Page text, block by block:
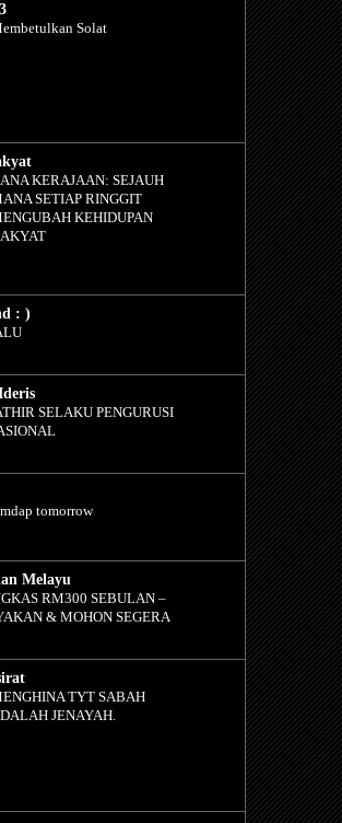
Solat
KERAJAAN: SEJAUH
SETIAP RINGGIT
KEHIDUPAN
: )
SELAKU PENGURUSI
tomorrow
Melayu
RM300 SEBULAN –
& MOHON SEGERA
TYT SABAH
JENAYAH.